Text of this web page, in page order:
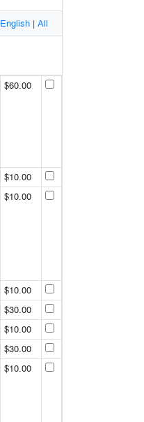
English | All
$60.00
$10.00
$10.00
$10.00
$30.00
$10.00
$30.00
$10.00